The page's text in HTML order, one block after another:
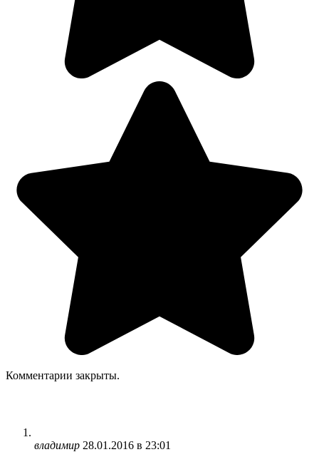
Комментарии закрыты.
владимир 28.01.2016 в 23:01